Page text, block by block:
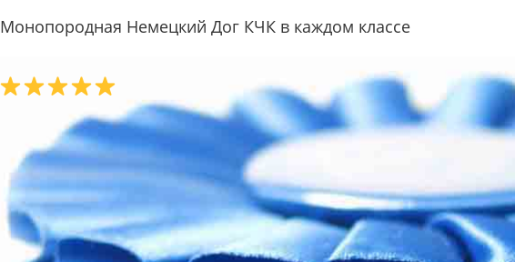
Монопородная Немецкий Дог КЧК в каждом классе